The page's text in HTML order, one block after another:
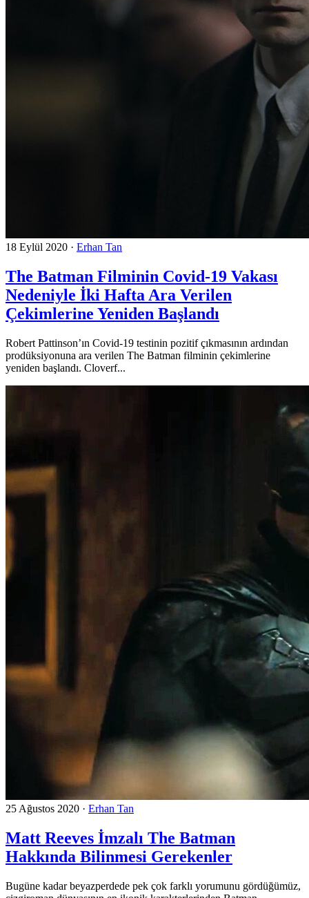
18 Eylül 2020 · Erhan Tan
The Batman Filminin Covid-19 Vakası
Nedeniyle İki Hafta Ara Verilen
Çekimlerine Yeniden Başlandı
Robert Pattinson’ın Covid-19 testinin pozitif çıkmasının ardından
prodüksiyonuna ara verilen The Batman filminin çekimlerine
yeniden başlandı. Cloverf...
25 Ağustos 2020 · Erhan Tan
Matt Reeves İmzalı The Batman
Hakkında Bilinmesi Gerekenler
Bugüne kadar beyazperdede pek çok farklı yorumunu gördüğümüz,